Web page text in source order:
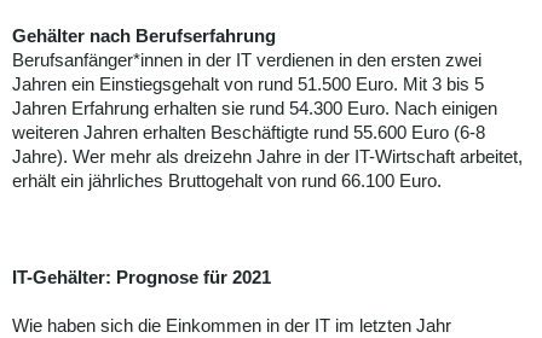
Gehälter nach Berufserfahrung
Berufsanfänger*innen in der IT verdienen in den ersten zwei
Jahren ein Einstiegsgehalt von rund 51.500 Euro. Mit 3 bis 5
Jahren Erfahrung erhalten sie rund 54.300 Euro. Nach einigen
weiteren Jahren erhalten Beschäftigte rund 55.600 Euro (6-8
Jahre). Wer mehr als dreizehn Jahre in der IT-Wirtschaft arbeitet,
erhält ein jährliches Bruttogehalt von rund 66.100 Euro.
IT-Gehälter: Prognose für 2021
Wie haben sich die Einkommen in der IT im letzten Jahr